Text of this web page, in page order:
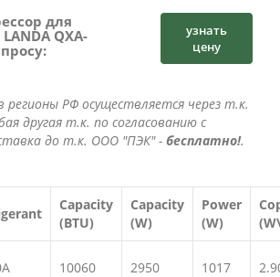
для
QXA-
узнать
цену
регионы РФ осуществляется через т.к.
другая т.к. по согласованию с
до т.к. ООО "ПЭК" - бесплатно!.
Capacity
(BTU)
Capacity
(W)
Power
(W)
10060 2950 1017